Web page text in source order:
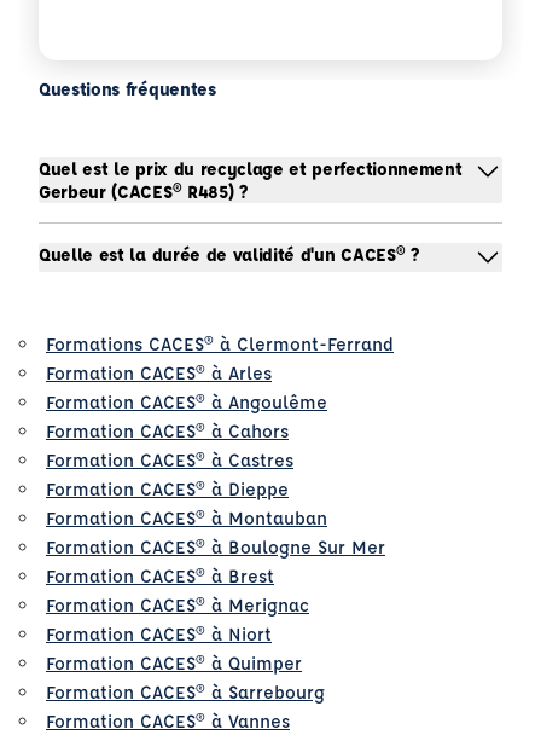
Questions fréquentes
Quel est le prix du recyclage et perfectionnement
Gerbeur (CACES® R485) ?
Quelle est la durée de validité d'un CACES® ?
Formations CACES® à Clermont-Ferrand
Formation CACES® à Arles
Formation CACES® à Angoulême
Formation CACES® à Cahors
Formation CACES® à Castres
Formation CACES® à Dieppe
Formation CACES® à Montauban
Formation CACES® à Boulogne Sur Mer
Formation CACES® à Brest
Formation CACES® à Merignac
Formation CACES® à Niort
Formation CACES® à Quimper
Formation CACES® à Sarrebourg
Formation CACES® à Vannes